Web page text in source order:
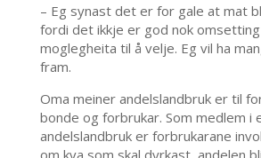
– Eg synast det er for gale at mat
fordi det ikkje er god nok omsetting
moglegheita til å velje. Eg vil ha
fram.
Oma meiner andelslandbruk er til
bonde og forbrukar. Som medlem i
andelslandbruk er forbrukarane
om kva som skal dyrkast, andelen